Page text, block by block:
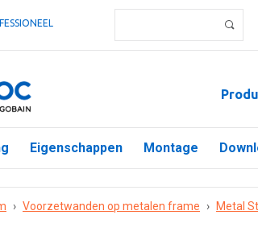
Eigenschappen Montage
› Voorzetwanden op metalen frame › Metal